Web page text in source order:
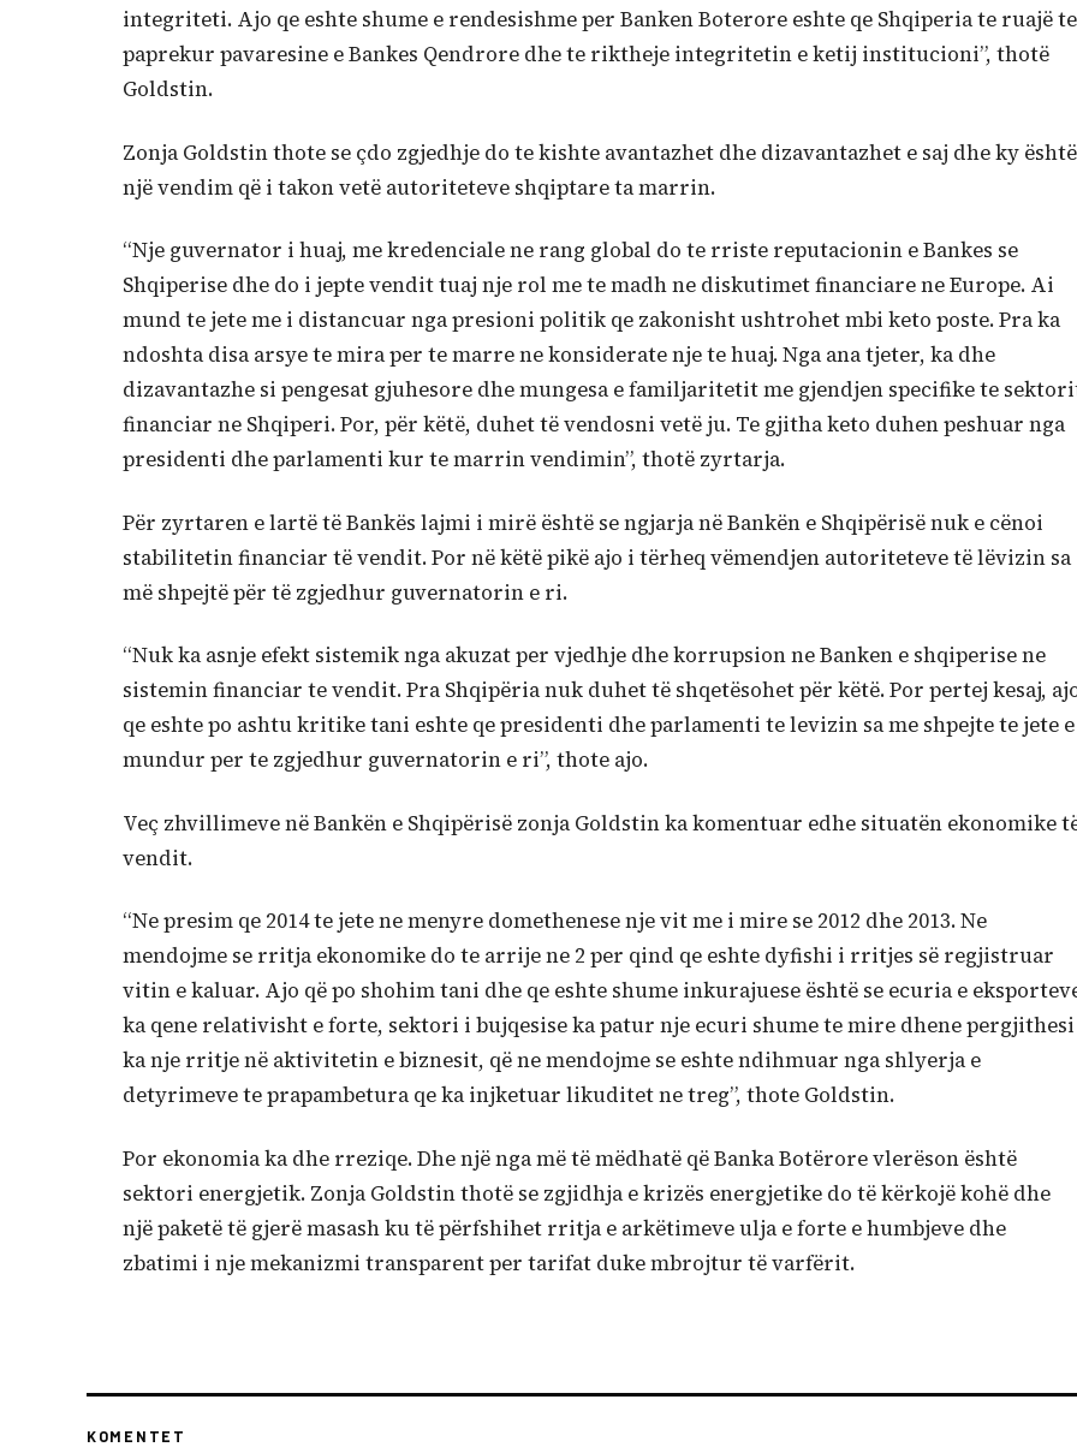
integriteti. Ajo qe eshte shume e rendesishme per Banken Boterore eshte qe Shqiperia te ruajë te
paprekur pavaresine e Bankes Qendrore dhe te riktheje integritetin e ketij institucioni”, thotë
Goldstin.
Zonja Goldstin thote se çdo zgjedhje do te kishte avantazhet dhe dizavantazhet e saj dhe ky është
një vendim që i takon vetë autoriteteve shqiptare ta marrin.
“Nje guvernator i huaj, me kredenciale ne rang global do te rriste reputacionin e Bankes se
Shqiperise dhe do i jepte vendit tuaj nje rol me te madh ne diskutimet financiare ne Europe. Ai
mund te jete me i distancuar nga presioni politik qe zakonisht ushtrohet mbi keto poste. Pra ka
ndoshta disa arsye te mira per te marre ne konsiderate nje te huaj. Nga ana tjeter, ka dhe
dizavantazhe si pengesat gjuhesore dhe mungesa e familjaritetit me gjendjen specifike te
financiar ne Shqiperi. Por, për këtë, duhet të vendosni vetë ju. Te gjitha keto duhen peshuar nga
presidenti dhe parlamenti kur te marrin vendimin”, thotë zyrtarja.
Për zyrtaren e lartë të Bankës lajmi i mirë është se ngjarja në Bankën e Shqipërisë nuk e cënoi
stabilitetin financiar të vendit. Por në këtë pikë ajo i tërheq vëmendjen autoriteteve të lëvizin sa
më shpejtë për të zgjedhur guvernatorin e ri.
“Nuk ka asnje efekt sistemik nga akuzat per vjedhje dhe korrupsion ne Banken e shqiperise ne
sistemin financiar te vendit. Pra Shqipëria nuk duhet të shqetësohet për këtë. Por pertej kesaj,
qe eshte po ashtu kritike tani eshte qe presidenti dhe parlamenti te levizin sa me shpejte te jete e
mundur per te zgjedhur guvernatorin e ri”, thote ajo.
Veç zhvillimeve në Bankën e Shqipërisë zonja Goldstin ka komentuar edhe situatën ekonomike
vendit.
“Ne presim qe 2014 te jete ne menyre domethenese nje vit me i mire se 2012 dhe 2013. Ne
mendojme se rritja ekonomike do te arrije ne 2 per qind qe eshte dyfishi i rritjes së regjistruar
vitin e kaluar. Ajo që po shohim tani dhe qe eshte shume inkurajuese është se ecuria e
ka qene relativisht e forte, sektori i bujqesise ka patur nje ecuri shume te mire dhene pergjithesi
ka nje rritje në aktivitetin e biznesit, që ne mendojme se eshte ndihmuar nga shlyerja e
detyrimeve te prapambetura qe ka injketuar likuditet ne treg”, thote Goldstin.
Por ekonomia ka dhe rreziqe. Dhe një nga më të mëdhatë që Banka Botërore vlerëson është
sektori energjetik. Zonja Goldstin thotë se zgjidhja e krizës energjetike do të kërkojë kohë dhe
një paketë të gjerë masash ku të përfshihet rritja e arkëtimeve ulja e forte e humbjeve dhe
zbatimi i nje mekanizmi transparent per tarifat duke mbrojtur të varfërit.
KOMENTET